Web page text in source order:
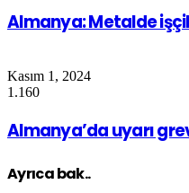
Almanya: Metalde
Kasım 1, 2024
1.160
Almanya’da uyarı
Ayrıca bak..